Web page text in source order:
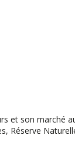
et son marché
Réserve